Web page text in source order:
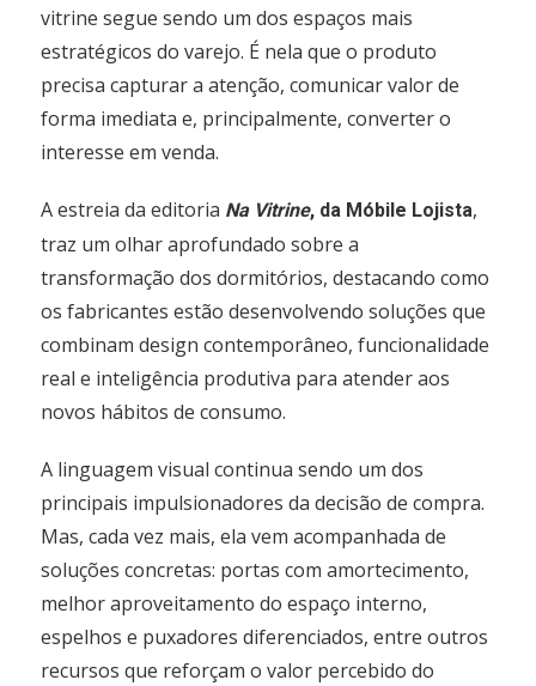
vitrine segue sendo um dos espaços mais
estratégicos do varejo. É nela que o produto
precisa capturar a atenção, comunicar valor de
forma imediata e, principalmente, converter o
interesse em venda.
A estreia da editoria Na Vitrine, da Móbile Lojista,
traz um olhar aprofundado sobre a
transformação dos dormitórios, destacando como
os fabricantes estão desenvolvendo soluções que
combinam design contemporâneo, funcionalidade
real e inteligência produtiva para atender aos
novos hábitos de consumo.
A linguagem visual continua sendo um dos
principais impulsionadores da decisão de compra.
Mas, cada vez mais, ela vem acompanhada de
soluções concretas: portas com amortecimento,
melhor aproveitamento do espaço interno,
espelhos e puxadores diferenciados, entre outros
recursos que reforçam o valor percebido do